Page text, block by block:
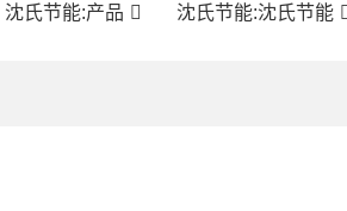
沈氏节能:产品 沈氏节能:沈氏节能